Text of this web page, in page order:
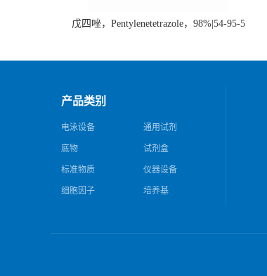
戊四唑，Pentylenetetrazole，98%|54-95-5
产品类别
电泳设备 通用试剂
底物 试剂盒
标准物质 仪器设备
细胞因子 培养基